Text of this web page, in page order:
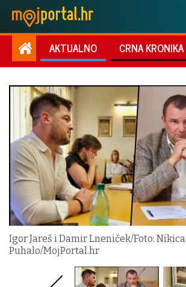
AKTUALNO CRNA KRONIKA
Igor Jareš i Damir Lneniček/Foto: Nikica
Puhalo/MojPortal.hr